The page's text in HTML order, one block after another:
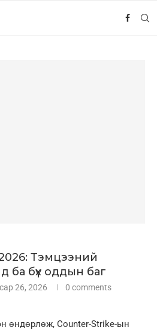
Тэмцээний
ба бүх оддын баг
26, 2026 0 comments
өндөрлөж, Counter-Strike-ын